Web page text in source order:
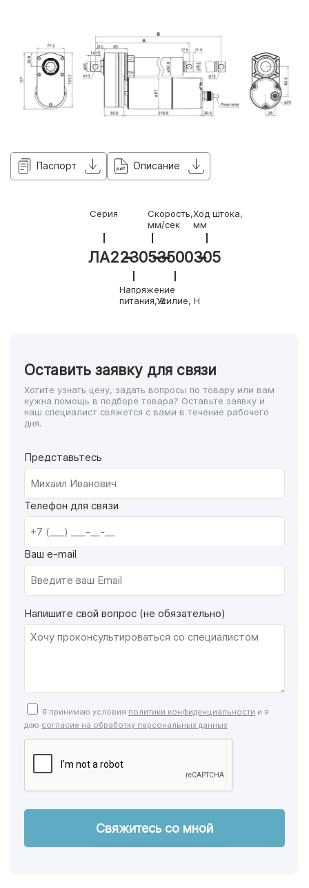
Паспорт Описание
ЛА2
Серия
230
Напряжение
питания, В
5
Скорость,
мм/сек
3500
Усилие, Н
305
Ход штока,
мм
Оставить заявку для связи
Хотите узнать цену, задать вопросы по товару или вам
нужна помощь в подборе товара? Оставьте заявку и
наш специалист свяжется с вами в течение рабочего
дня.
Представьтесь
Телефон для связи
Ваш e-mail
Напишите свой вопрос (не обязательно)
Я принимаю условия политики конфиденциальности и я
даю согласие на обработку персональных данных